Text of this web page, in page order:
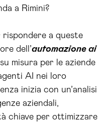
a Rimini?
a queste
dell’automazione ai
misura per le aziende
AI nei loro
inizia con un’analisi
aziendali,
chiave per ottimizzare